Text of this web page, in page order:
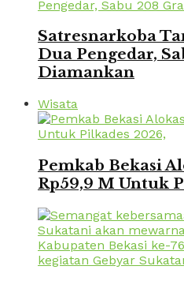
Satresnarkoba
Dua Pengedar,
Diamankan
Wisata
Pemkab Bekasi
Rp59,9 M Untuk